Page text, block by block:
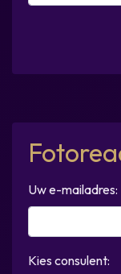
Uw e-mailadres:
Kies consulent: